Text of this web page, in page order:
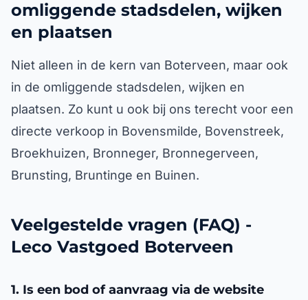
omliggende stadsdelen, wijken
en plaatsen
Niet alleen in de kern van Boterveen, maar ook
in de omliggende stadsdelen, wijken en
plaatsen. Zo kunt u ook bij ons terecht voor een
directe verkoop in Bovensmilde, Bovenstreek,
Broekhuizen, Bronneger, Bronnegerveen,
Brunsting, Bruntinge en Buinen.
Veelgestelde vragen (FAQ) -
Leco Vastgoed Boterveen
1. Is een bod of aanvraag via de website